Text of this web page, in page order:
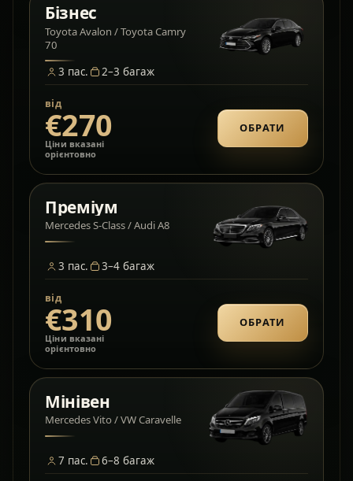
Бізнес
Toyota Avalon / Toyota Camry
70
3 пас. 2–3 багаж
від
€270
Ціни вказані
орієнтовно
ОБРАТИ
Преміум
Mercedes S-Class / Audi A8
3 пас. 3–4 багаж
від
€310
Ціни вказані
орієнтовно
ОБРАТИ
Мінівен
Mercedes Vito / VW Caravelle
7 пас. 6–8 багаж